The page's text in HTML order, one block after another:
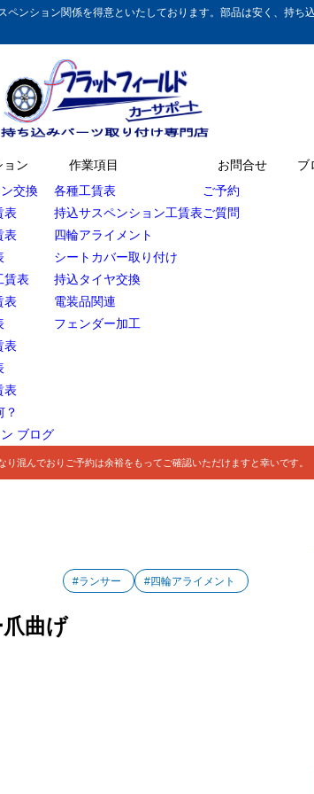
ンション関係を得意といたしております。部品は安く、持
ョン
交換
表
表
賃表
表
表
表
？
ブログ
作業項目
各種工賃表
持込サスペンション工賃表
四輪アライメント
シートカバー取り付け
持込タイヤ交換
電装品関連
フェンダー加工
お問合せ
ご予約
ご質問
ブ
り混んでおりご予約は余裕をもってご確認いただけますと幸いです。
#ランサー #四輪アライメント
曲げ